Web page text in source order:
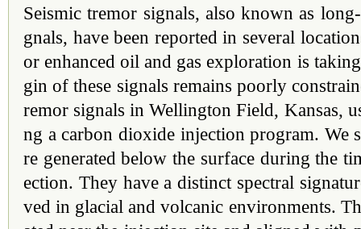
Seismic tremor signals, also known as
gnals, have been reported in several
or enhanced oil and gas exploration is
gin of these signals remains poorly
remor signals in Wellington Field, Kansas,
ng a carbon dioxide injection program. We
re generated below the surface during the
ection. They have a distinct spectral
ved in glacial and volcanic environments.